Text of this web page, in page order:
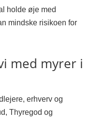
holde øje med
mindske risikoen for
med myrer i
erhverv og
Thyregod og